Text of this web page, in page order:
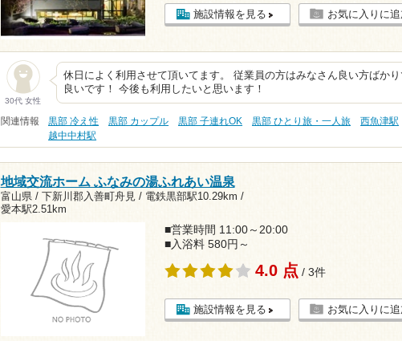
施設情報を見る お気に入りに追
30代 女性
休日によく利用させて頂いてます。 従業員の方はみなさん良い方ばか
良いです！ 今後も利用したいと思います！
関連情報 黒部 冷え性 黒部 カップル 黒部 子連れOK 黒部 ひとり旅・一人旅 西魚津駅
越中中村駅
地域交流ホーム ふなみの湯ふれあい温泉
富山県 / 下新川郡入善町舟見 / 電鉄黒部駅10.29km /
愛本駅2.51km
■営業時間 11:00～20:00
■入浴料 580円～
4.0 点 / 3件
施設情報を見る お気に入りに追